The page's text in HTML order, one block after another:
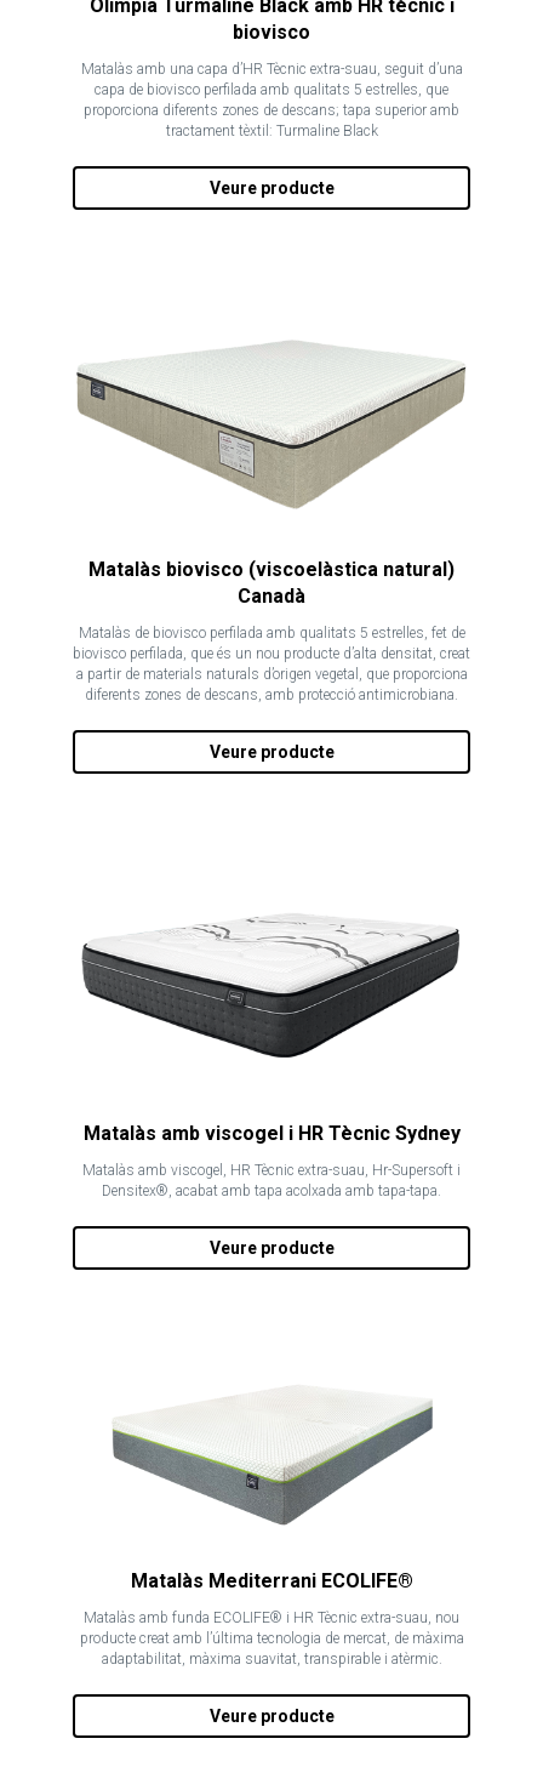
Olimpia Turmaline Black amb HR tècnic i
biovisco
Matalàs amb una capa d’HR Tècnic extra-suau, seguit d’una
capa de biovisco perfilada amb qualitats 5 estrelles, que
proporciona diferents zones de descans; tapa superior amb
tractament tèxtil: Turmaline Black
Veure producte
Matalàs biovisco (viscoelàstica natural)
Canadà
Matalàs de biovisco perfilada amb qualitats 5 estrelles, fet de
biovisco perfilada, que és un nou producte d’alta densitat, creat
a partir de materials naturals d’origen vegetal, que proporciona
diferents zones de descans, amb protecció antimicrobiana.
Veure producte
Matalàs amb viscogel i HR Tècnic Sydney
Matalàs amb viscogel, HR Tècnic extra-suau, Hr-Supersoft i
Densitex®, acabat amb tapa acolxada amb tapa-tapa.
Veure producte
Matalàs Mediterrani ECOLIFE®
Matalàs amb funda ECOLIFE® i HR Tècnic extra-suau, nou
producte creat amb l’última tecnologia de mercat, de màxima
adaptabilitat, màxima suavitat, transpirable i atèrmic.
Veure producte